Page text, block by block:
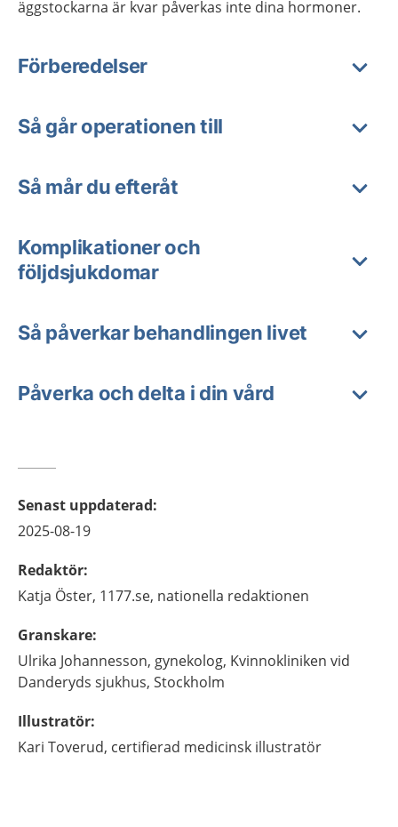
äggstockarna är kvar påverkas inte dina hormoner.
Förberedelser
Så går operationen till
Så mår du efteråt
Komplikationer och
följdsjukdomar
Så påverkar behandlingen livet
Påverka och delta i din vård
Senast uppdaterad:
2025-08-19
Redaktör:
Katja Öster, 1177.se, nationella redaktionen
Granskare:
Ulrika Johannesson, gynekolog, Kvinnokliniken vid
Danderyds sjukhus, Stockholm
Illustratör:
Kari Toverud, certifierad medicinsk illustratör